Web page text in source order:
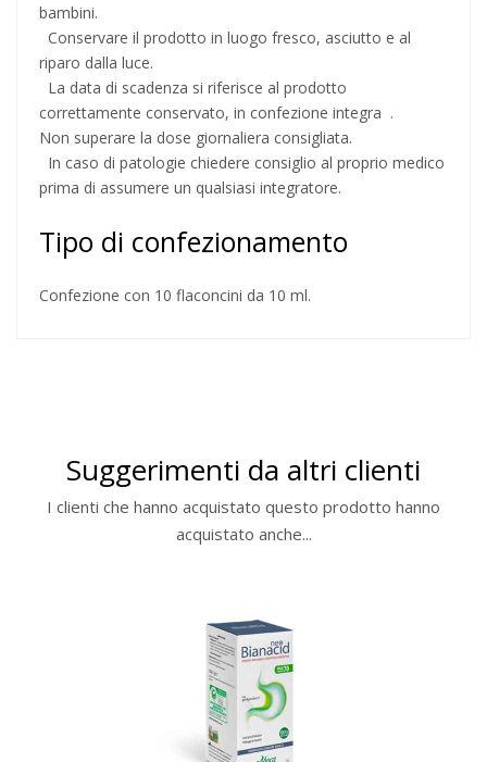
bambini.
Conservare il prodotto in luogo fresco, asciutto e al
riparo dalla luce.
La data di scadenza si riferisce al prodotto
correttamente conservato, in confezione integra .
Non superare la dose giornaliera consigliata.
In caso di patologie chiedere consiglio al proprio medico
prima di assumere un qualsiasi integratore.
Tipo di confezionamento
Confezione con 10 flaconcini da 10 ml.
Suggerimenti da altri clienti
I clienti che hanno acquistato questo prodotto hanno
acquistato anche...